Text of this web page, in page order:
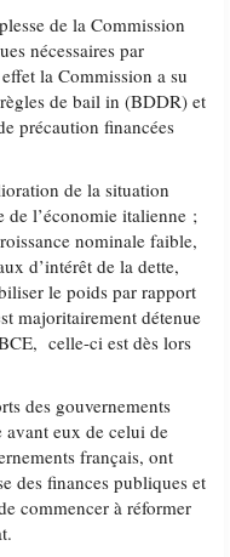
de la Commission
nécessaires par
la Commission a su
de bail in (BDDR) et
précaution financées
de la situation
de l’économie italienne ;
nominale faible,
d’intérêt de la dette,
le poids par rapport
majoritairement détenue
celle-ci est dès lors
des gouvernements
eux de celui de
français, ont
des finances publiques et
commencer à réformer